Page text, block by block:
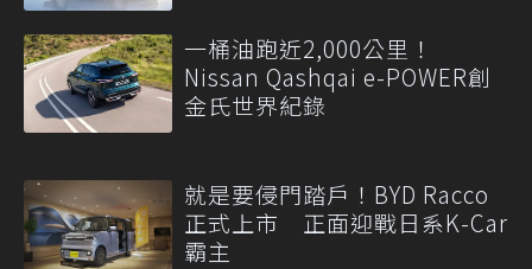
一桶油跑近2,000公里！
Nissan Qashqai e-POWER創
金氏世界紀錄
就是要侵門踏戶！BYD Racco
正式上市 正面迎戰日系K-Car
霸主